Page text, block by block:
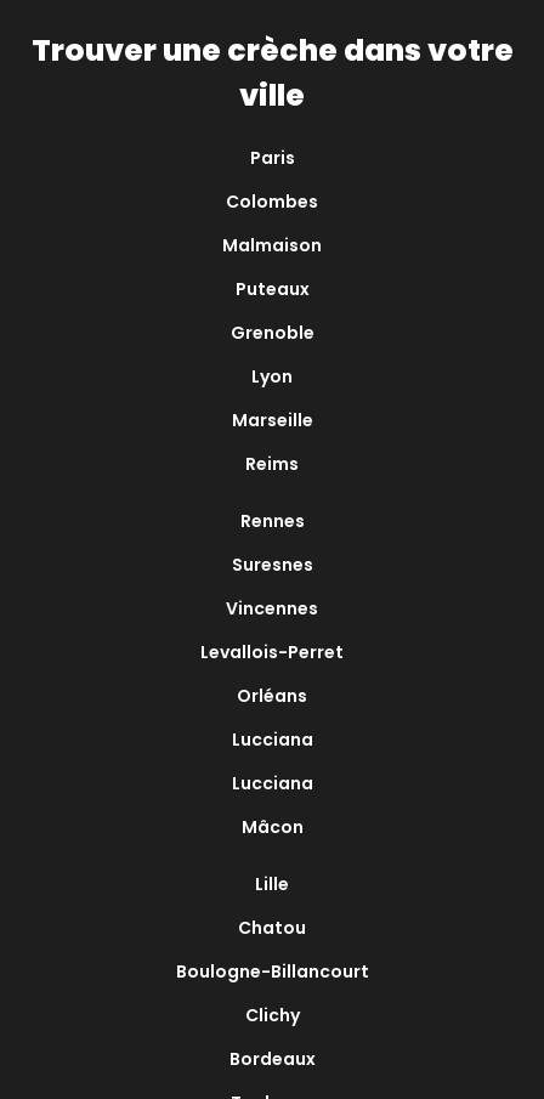
Trouver une crèche dans votre
ville
Paris
Colombes
Malmaison
Puteaux
Grenoble
Lyon
Marseille
Reims
Rennes
Suresnes
Vincennes
Levallois-Perret
Orléans
Lucciana
Lucciana
Mâcon
Lille
Chatou
Boulogne-Billancourt
Clichy
Bordeaux